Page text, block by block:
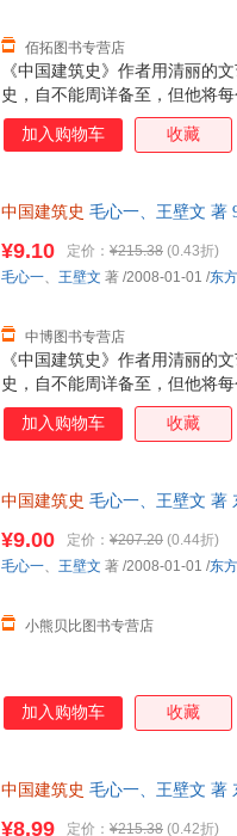
《中国建筑史》作者用清丽
史，自不能周详备至，但他将
十分清楚，且颇饶兴趣，好像
一部有系统的建筑史缩本，大
佰拓图书专营店
加入购物车 收藏
中国建筑史 毛心一、王壁文 著
《中国建筑史》作者用清丽
史，自不能周详备至，但他将
十分清楚，且颇饶兴趣，好像
一部有系统的建筑史缩本，大
¥9.10 定价： ¥215.38 (0.43折)
中博图书专营店
毛心一、 王壁文 著 /2008-01-01 /东
加入购物车 收藏
中国建筑史 毛心一、王壁文 著
¥9.00 定价： ¥207.20 (0.44折)
小熊贝比图书专营店
毛心一、 王壁文 著 /2008-01-01 /东
加入购物车 收藏
中国建筑史 毛心一、王壁文 著
¥8.99 定价： ¥215.38 (0.42折)